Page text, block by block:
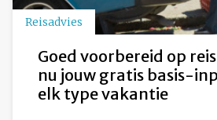
Reisadvies
Goed voorbereid op
nu jouw gratis basis-
elk type vakantie